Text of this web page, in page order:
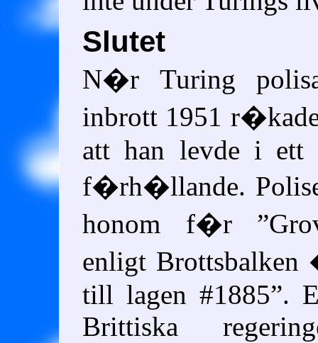
Slutet
N�r Turing
inbrott 1951
att han levde i ett
f�rh�llande.
honom f�r
enligt
till lagen #1885 .
Brittiska